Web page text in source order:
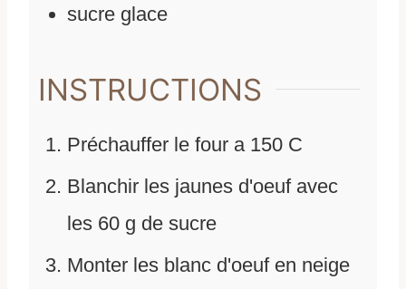
sucre glace
INSTRUCTIONS
Préchauffer le four a 150 C
Blanchir les jaunes d'oeuf avec
les 60 g de sucre
Monter les blanc d'oeuf en neige